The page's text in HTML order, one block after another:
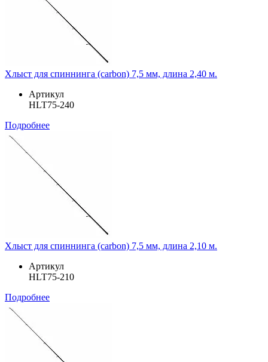
Хлыст для спиннинга (carbon) 7,5 мм, длина 2,40 м.
Артикул
HLT75-240
Подробнее
Хлыст для спиннинга (carbon) 7,5 мм, длина 2,10 м.
Артикул
HLT75-210
Подробнее